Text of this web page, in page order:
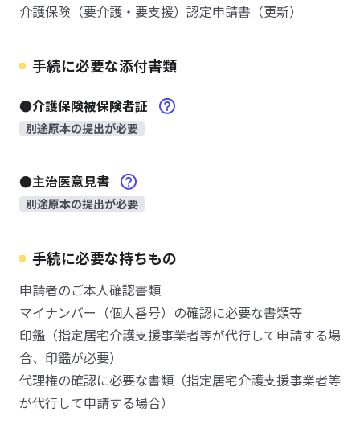
介護保険（要介護・要支援）認定申請書（更新）
手続に必要な添付書類
●介護保険被保険者証
別途原本の提出が必要
●主治医意見書
別途原本の提出が必要
手続に必要な持ちもの
申請者のご本人確認書類
マイナンバー（個人番号）の確認に必要な書類等
印鑑（指定居宅介護支援事業者等が代行して申請する場
合、印鑑が必要）
代理権の確認に必要な書類（指定居宅介護支援事業者等
が代行して申請する場合）